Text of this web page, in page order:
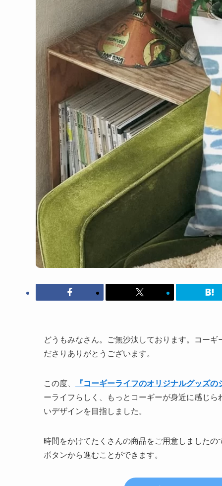
どうもみなさん。ご無沙汰しております。コー
ださりありがとうございます。
この度、 『コーギーライフのオリジナルグッズの
ーライフらしく、もっとコーギーが身近に感じ
いデザインを目指しました。
時間をかけてたくさんの商品をご用意しました
ボタンから進むことができます。